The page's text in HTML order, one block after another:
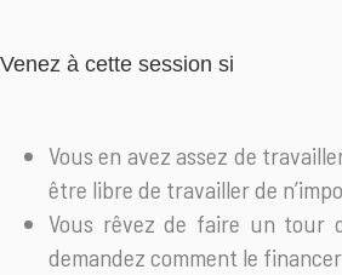
Venez à cette session si
Vous en avez assez de
être libre de travailler de
Vous rêvez de faire un tour
demandez comment le financer